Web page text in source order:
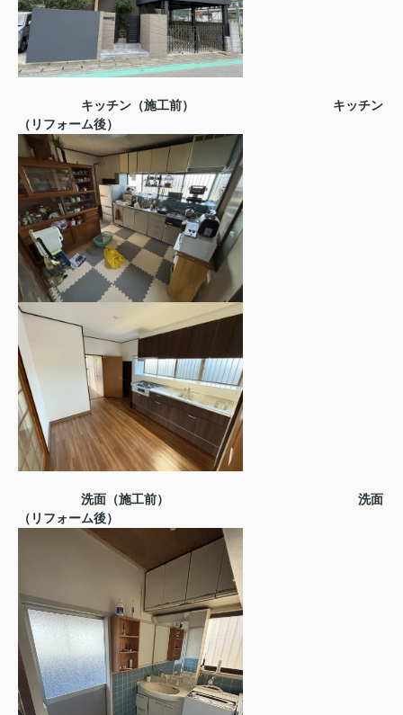
キッチン（施工前）
キッチン
（リフォーム後）
洗面（施工前）
洗面
（リフォーム後）